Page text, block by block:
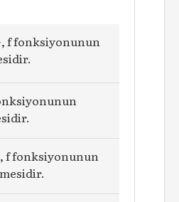
f fonksiyonunun
f fonksiyonunun